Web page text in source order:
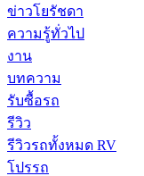
ข่าวโยรัชดา
ความรู้ทั่วไป
งาน
บทความ
รับซื้อรถ
รีวิว
รีวิวรถทั้งหมด RV
โปรรถ